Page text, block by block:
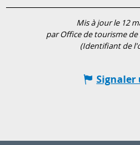
Mis à jour le 12
par Office de tourisme
(Identifiant de
Signaler